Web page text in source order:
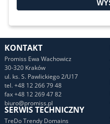
KONTAKT
Promiss Ewa Wachowicz
30-320 Kraków
ul. ks. S. Pawlickiego 2/U17
tel. +48 12 266 79 48
fax +48 12 269 47 82
biuro@promiss.pl
SERWIS TECHNICZNY
TreDo Trendy Domains